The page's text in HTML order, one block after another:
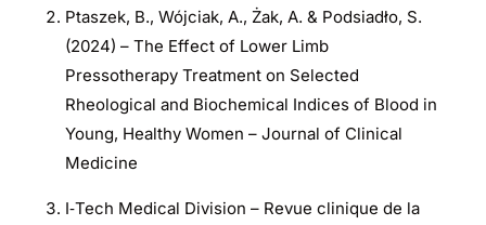
Ptaszek, B., Wójciak, A., Żak, A. & Podsiadło, S.
(2024) – The Effect of Lower Limb
Pressotherapy Treatment on Selected
Rheological and Biochemical Indices of Blood in
Young, Healthy Women – Journal of Clinical
Medicine
I‑Tech Medical Division – Revue clinique de la